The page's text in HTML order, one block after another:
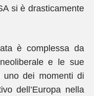
si è drasticamente
è complessa da
e le sue
uno dei momenti di
dell’Europa nella